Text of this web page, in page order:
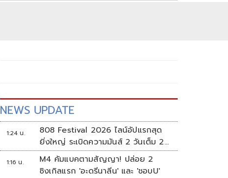
NEWS UPDATE
1:24 น.
808 Festival 2026 ไลน์อัปแรกสุด
ยิ่งใหญ่ ระเบิดความมันส์ 2 วันเต็ม 2-
3 ต.ค.นี้
1:16 น.
M4 คัมแบคตามสัญญา! ปล่อย 2
ซิงเกิลแรก 'อะดรีนาลีน' และ 'ชอบU'